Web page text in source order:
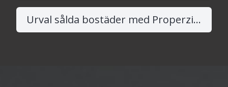
Urval sålda bostäder med Properzine Marketing